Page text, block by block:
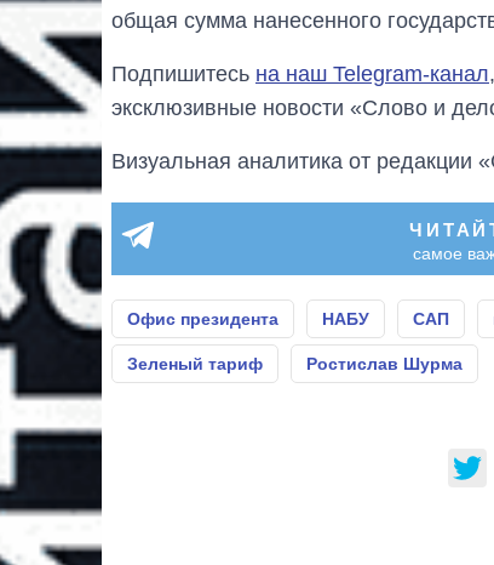
общая сумма нанесенного
Подпишитесь на наш Telegram-канал
эксклюзивные новости «Слово и
Визуальная аналитика от редакции
самое
Офис президента НАБУ САП
Зеленый тариф Ростислав Шурма